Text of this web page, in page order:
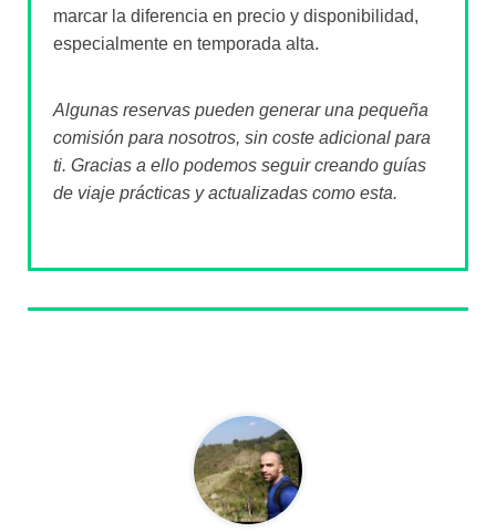
marcar la diferencia en precio y disponibilidad,
especialmente en temporada alta.
Algunas reservas pueden generar una pequeña
comisión para nosotros, sin coste adicional para
ti. Gracias a ello podemos seguir creando guías
de viaje prácticas y actualizadas como esta.